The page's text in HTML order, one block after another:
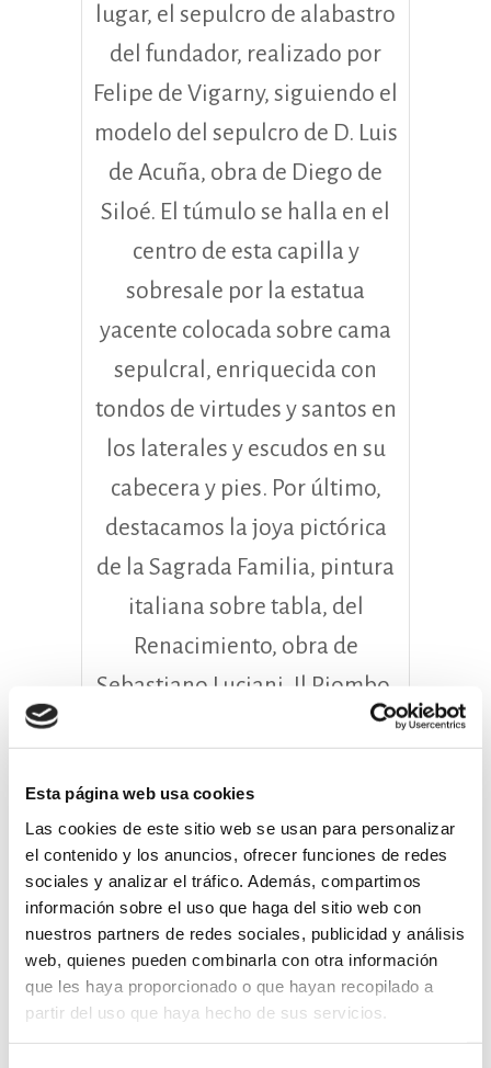
Esta página web usa cookies
Las cookies de este sitio web se usan para personalizar
el contenido y los anuncios, ofrecer funciones de redes
sociales y analizar el tráfico. Además, compartimos
información sobre el uso que haga del sitio web con
nuestros partners de redes sociales, publicidad y análisis
web, quienes pueden combinarla con otra información
que les haya proporcionado o que hayan recopilado a
partir del uso que haya hecho de sus servicios.
lugar, el sepulcro de alabastro
del fundador, realizado por
Felipe de Vigarny, siguiendo el
modelo del sepulcro de D. Luis
de Acuña, obra de Diego de
Siloé. El túmulo se halla en el
centro de esta capilla y
sobresale por la estatua
yacente colocada sobre cama
sepulcral, enriquecida con
tondos de virtudes y santos en
los laterales y escudos en su
cabecera y pies. Por último,
destacamos la joya pictórica
de la Sagrada Familia, pintura
italiana sobre tabla, del
Renacimiento, obra de
Sebastiano Luciani, Il Piombo,
con Miguel Ángel y Rafael.
Esta obra fue traída por el
propio D. Gonzalo Diez de
Lerma desde Roma hacia el
año 1524 y está considerada
como la obra más destacada
del autor.